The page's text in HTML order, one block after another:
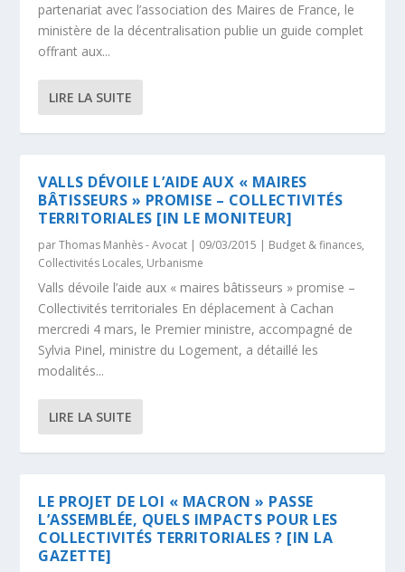
partenariat avec l’association des Maires de France, le
ministère de la décentralisation publie un guide complet
offrant aux...
LIRE LA SUITE
VALLS DÉVOILE L’AIDE AUX « MAIRES
BÂTISSEURS » PROMISE – COLLECTIVITÉS
TERRITORIALES [IN LE MONITEUR]
parThomas Manhès - Avocat | 09/03/2015 | Budget & finances,
Collectivités Locales, Urbanisme
Valls dévoile l’aide aux « maires bâtisseurs » promise –
Collectivités territoriales En déplacement à Cachan
mercredi 4 mars, le Premier ministre, accompagné de
Sylvia Pinel, ministre du Logement, a détaillé les
modalités...
LIRE LA SUITE
LE PROJET DE LOI « MACRON » PASSE
L’ASSEMBLÉE, QUELS IMPACTS POUR LES
COLLECTIVITÉS TERRITORIALES ? [IN LA
GAZETTE]